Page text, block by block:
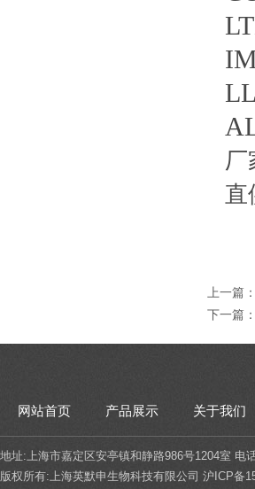
厂
直
上一篇：
下一篇：
网站首页 产品展示 关于我们
地址:上海市嘉定区安亭镇和静路986号1204室 电
版权所有:上海英默申生物科技有限公司 沪ICP备